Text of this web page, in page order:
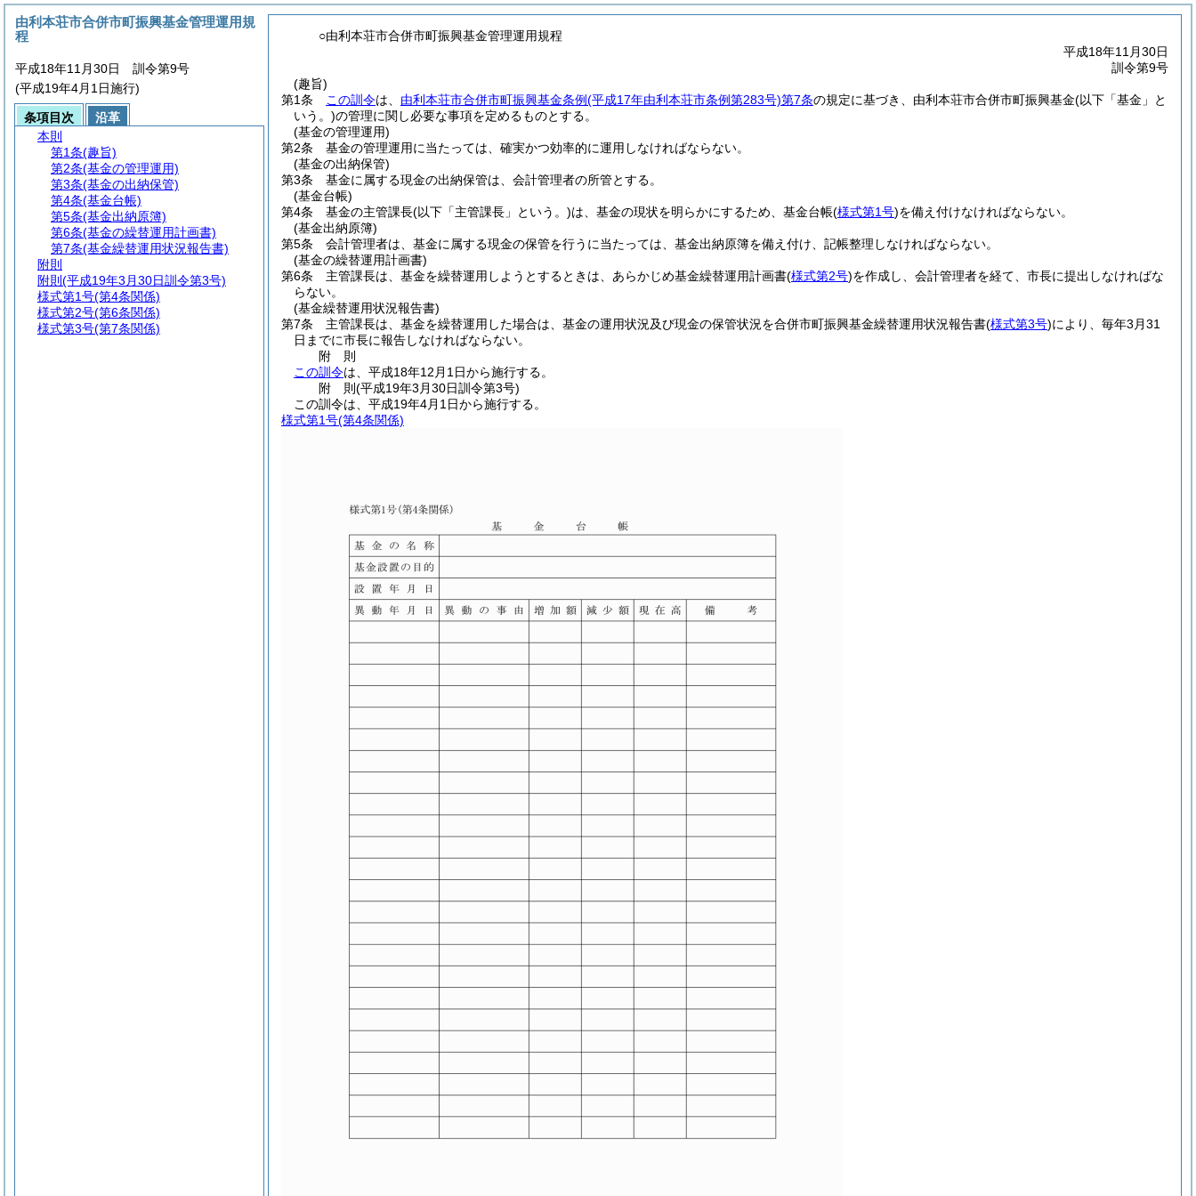
○由利本荘市合併市町振興基金管理運用規程
平成18年11月30日
訓令第9号
(趣旨)
第1条
この訓令は、 由利本荘市合併市町振興基金条例(平成17年由利本荘市条例第283号)第7条の規定に基づき、由利本荘市合併市町振興基金(以下「基金」と
いう。)の管理に関し必要な事項を定めるものとする。
(基金の管理運用)
第2条
基金の管理運用に当たっては、確実かつ効率的に運用しなければならない。
(基金の出納保管)
第3条
基金に属する現金の出納保管は、会計管理者の所管とする。
(基金台帳)
第4条
基金の主管課長(以下「主管課長」という。)は、基金の現状を明らかにするため、基金台帳(様式第1号)を備え付けなければならない。
(基金出納原簿)
第5条
会計管理者は、基金に属する現金の保管を行うに当たっては、基金出納原簿を備え付け、記帳整理しなければならない。
(基金の繰替運用計画書)
第6条
主管課長は、基金を繰替運用しようとするときは、あらかじめ基金繰替運用計画書(様式第2号)を作成し、会計管理者を経て、市長に提出しなければな
らない。
(基金繰替運用状況報告書)
第7条
主管課長は、基金を繰替運用した場合は、基金の運用状況及び現金の保管状況を合併市町振興基金繰替運用状況報告書(様式第3号)により、毎年3月31
日までに市長に報告しなければならない。
附 則
この訓令は、平成18年12月1日から施行する。
附 則(平成19年3月30日訓令第3号)
この訓令は、平成19年4月1日から施行する。
様式第1号(第4条関係)
由利本荘市合併市町振興基金管理運用規
程
平成18年11月30日 訓令第9号
(平成19年4月1日施行)
条項目次
沿革
本則
第1条(趣旨)
第2条(基金の管理運用)
第3条(基金の出納保管)
第4条(基金台帳)
第5条(基金出納原簿)
第6条(基金の繰替運用計画書)
第7条(基金繰替運用状況報告書)
附則
附則 (平成19年3月30日訓令第3号)
様式第1号(第4条関係)
様式第2号(第6条関係)
様式第3号(第7条関係)